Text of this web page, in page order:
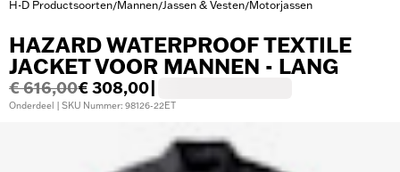
H-D Productsoorten/Mannen/Jassen & Vesten/Motorjassen
HAZARD WATERPROOF TEXTILE
JACKET VOOR MANNEN - LANG
€ 616,00€ 308,00
Onderdeel | SKU Nummer: 98126-22ET